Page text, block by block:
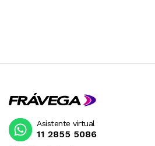
Asistente virtual
11 2855 5086